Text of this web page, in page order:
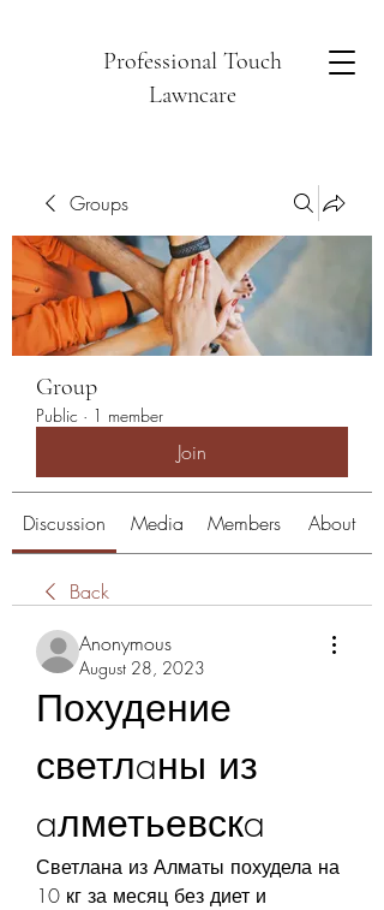
Professional Touch
Lawncare
Groups
Group
Public · 1 member
Join
Discussion Media Members About
Back
Anonymous
August 28, 2023
Похудение
светлaны из
aлметьевскa
Светлана из Алматы похудела на
10 кг за месяц без диет и